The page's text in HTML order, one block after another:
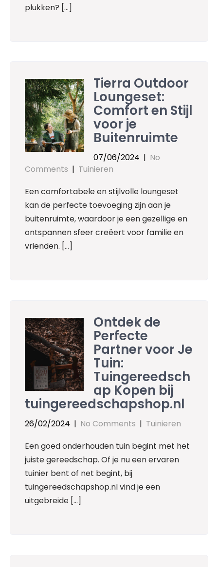
plukken? […]
Tierra Outdoor
Loungeset:
Comfort en Stijl
voor je
Buitenruimte
07/06/2024 | No
Comments | Tuinieren
Een comfortabele en stijlvolle loungeset
kan de perfecte toevoeging zijn aan je
buitenruimte, waardoor je een gezellige en
ontspannen sfeer creëert voor familie en
vrienden. […]
Ontdek de
Perfecte
Partner voor Je
Tuin:
Tuingereedsch
ap Kopen bij
tuingereedschapshop.nl
26/02/2024 | No Comments | Tuinieren
Een goed onderhouden tuin begint met het
juiste gereedschap. Of je nu een ervaren
tuinier bent of net begint, bij
tuingereedschapshop.nl vind je een
uitgebreide […]